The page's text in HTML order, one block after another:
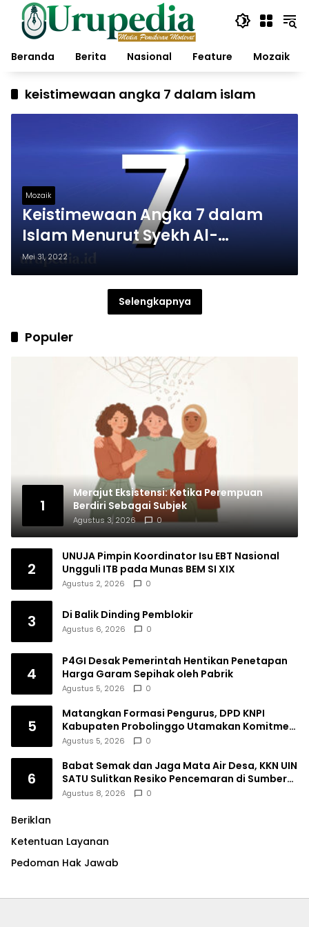
Langsung
konten
Beranda
Berita Nasional Feature Mozaik
keistimewaan angka 7 dalam islam
Mozaik
Keistimewaan Angka 7 dalam
Islam Menurut Syekh Al-
Hamadani
Mei 31, 2022
Selengkapnya
Populer
1
Merajut Eksistensi: Ketika Perempuan
Berdiri Sebagai Subjek
Agustus 3, 2026 0
2
UNUJA Pimpin Koordinator Isu EBT Nasional
Ungguli ITB pada Munas BEM SI XIX
Agustus 2, 2026 0
3 Di Balik Dinding Pemblokir
Agustus 6, 2026 0
4
P4GI Desak Pemerintah Hentikan Penetapan
Harga Garam Sepihak oleh Pabrik
Agustus 5, 2026 0
5
Matangkan Formasi Pengurus, DPD KNPI
Kabupaten Probolinggo Utamakan Komitmen
dan Kinerja
Agustus 5, 2026 0
6
Babat Semak dan Jaga Mata Air Desa, KKN UIN
SATU Sulitkan Resiko Pencemaran di Sumber
Ngumbul
Agustus 8, 2026 0
Beriklan
Ketentuan Layanan
Pedoman Hak Jawab